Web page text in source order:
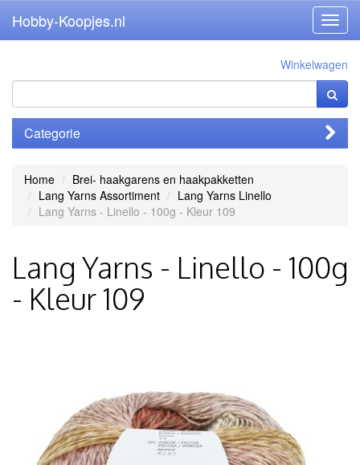
Hobby-Koopjes.nl
Winkelwagen
Categorie
Home
Brei- haakgarens en haakpakketten
Lang Yarns Assortiment
Lang Yarns Linello
Lang Yarns - Linello - 100g - Kleur 109
Lang Yarns - Linello - 100g
- Kleur 109